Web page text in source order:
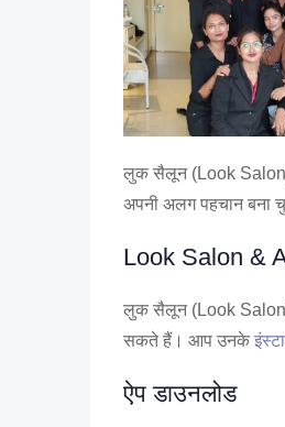
लुक सैलून (Look Salon)
अपनी अलग पहचान बना
Look Salon &
लुक सैलून (Look
सकते हैं। आप उनके
ऐप डाउनलोड